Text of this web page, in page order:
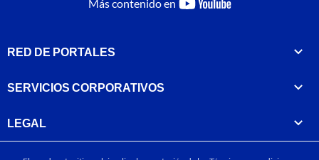
Más contenido en
RED DE PORTALES
SERVICIOS CORPORATIVOS
LEGAL